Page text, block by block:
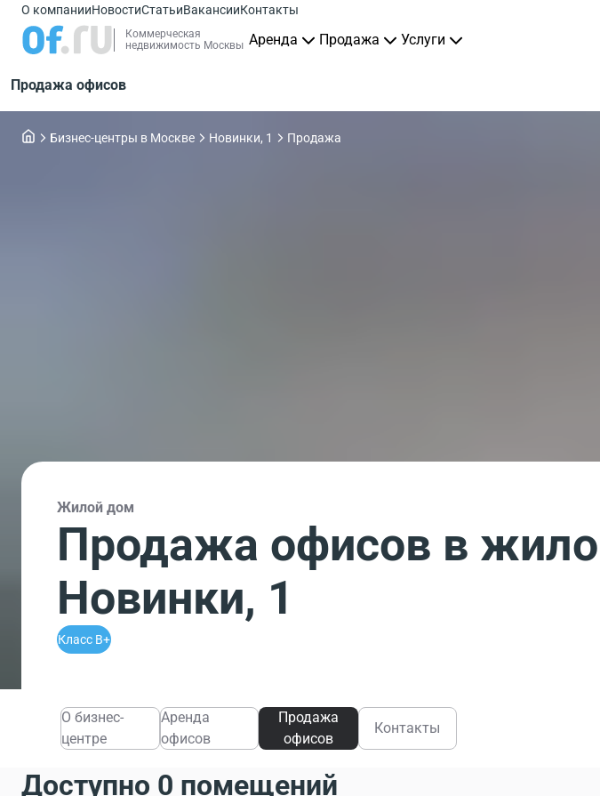
О компанииНовостиСтатьиВакансииКонтакты
Коммерческая
недвижимость Москвы Аренда Продажа Услуги
Продажа офисов
Бизнес-центры в Москве Новинки, 1 Продажа
Жилой дом
Продажа офисов в
Новинки, 1
Класс B+
О бизнес-
центре
Аренда
офисов
Продажа
офисов
Контакты
Доступно 0 помещений